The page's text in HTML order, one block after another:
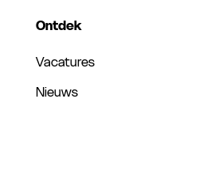
Ontdek
Vacatures
Nieuws